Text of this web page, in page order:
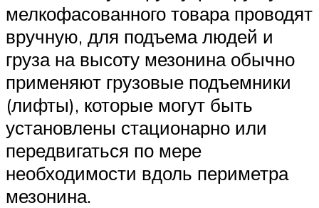
мелкофасованного товара проводят
вручную, для подъема людей и
груза на высоту мезонина обычно
применяют грузовые подъемники
(лифты), которые могут быть
установлены стационарно или
передвигаться по мере
необходимости вдоль периметра
мезонина.